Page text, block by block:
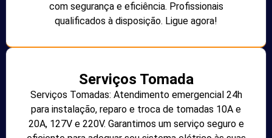
com segurança e eficiência. Profissionais
qualificados à disposição. Ligue agora!
Serviços Tomada
Serviços Tomadas: Atendimento emergencial 24h
para instalação, reparo e troca de tomadas 10A e
20A, 127V e 220V. Garantimos um serviço seguro e